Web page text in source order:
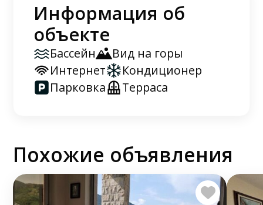
Информация об
объекте
Бассейн
Вид на горы
Интернет
Кондиционер
Парковка
Терраса
Похожие объявления